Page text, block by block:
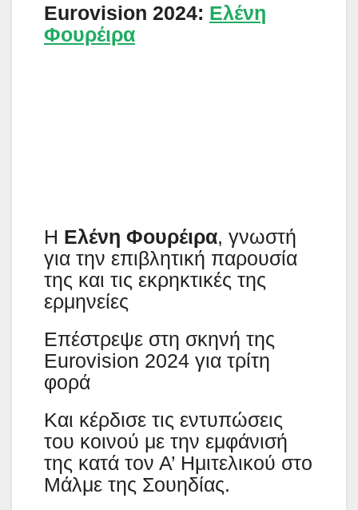
Eurovision 2024: Ελένη
Φουρέιρα
Η Ελένη Φουρέιρα, γνωστή
για την επιβλητική παρουσία
της και τις εκρηκτικές της
ερμηνείες
Επέστρεψε στη σκηνή της
Eurovision 2024 για τρίτη
φορά
Και κέρδισε τις εντυπώσεις
του κοινού με την εμφάνισή
της κατά τον Α’ Ημιτελικού στο
Μάλμε της Σουηδίας.